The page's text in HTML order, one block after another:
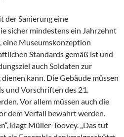
der Sanierung eine
sicher mindestens ein Jahrzehnt
eine Museumskonzeption
Standards gemäß ist und
auch Soldaten zur
kann. Die Gebäude müssen
und Vorschriften des 21.
Vor allem müssen auch die
dem Verfall bewahrt werden.
klagt Müller-Toovey. „Das tut